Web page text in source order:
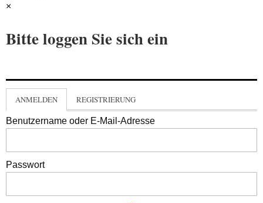
×
Bitte loggen Sie sich ein
ANMELDEN REGISTRIERUNG
Benutzername oder E-Mail-Adresse
Passwort